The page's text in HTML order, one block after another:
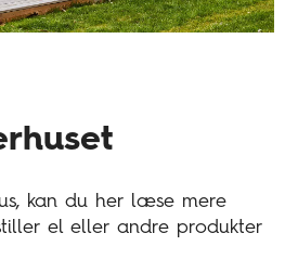
kan du her læse mere
el eller andre produkter